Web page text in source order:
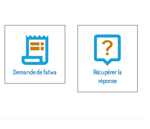
Demande de fatwa
Récupérer la
réponse